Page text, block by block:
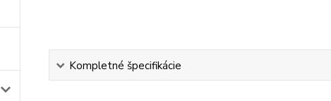
Kompletné špecifikácie